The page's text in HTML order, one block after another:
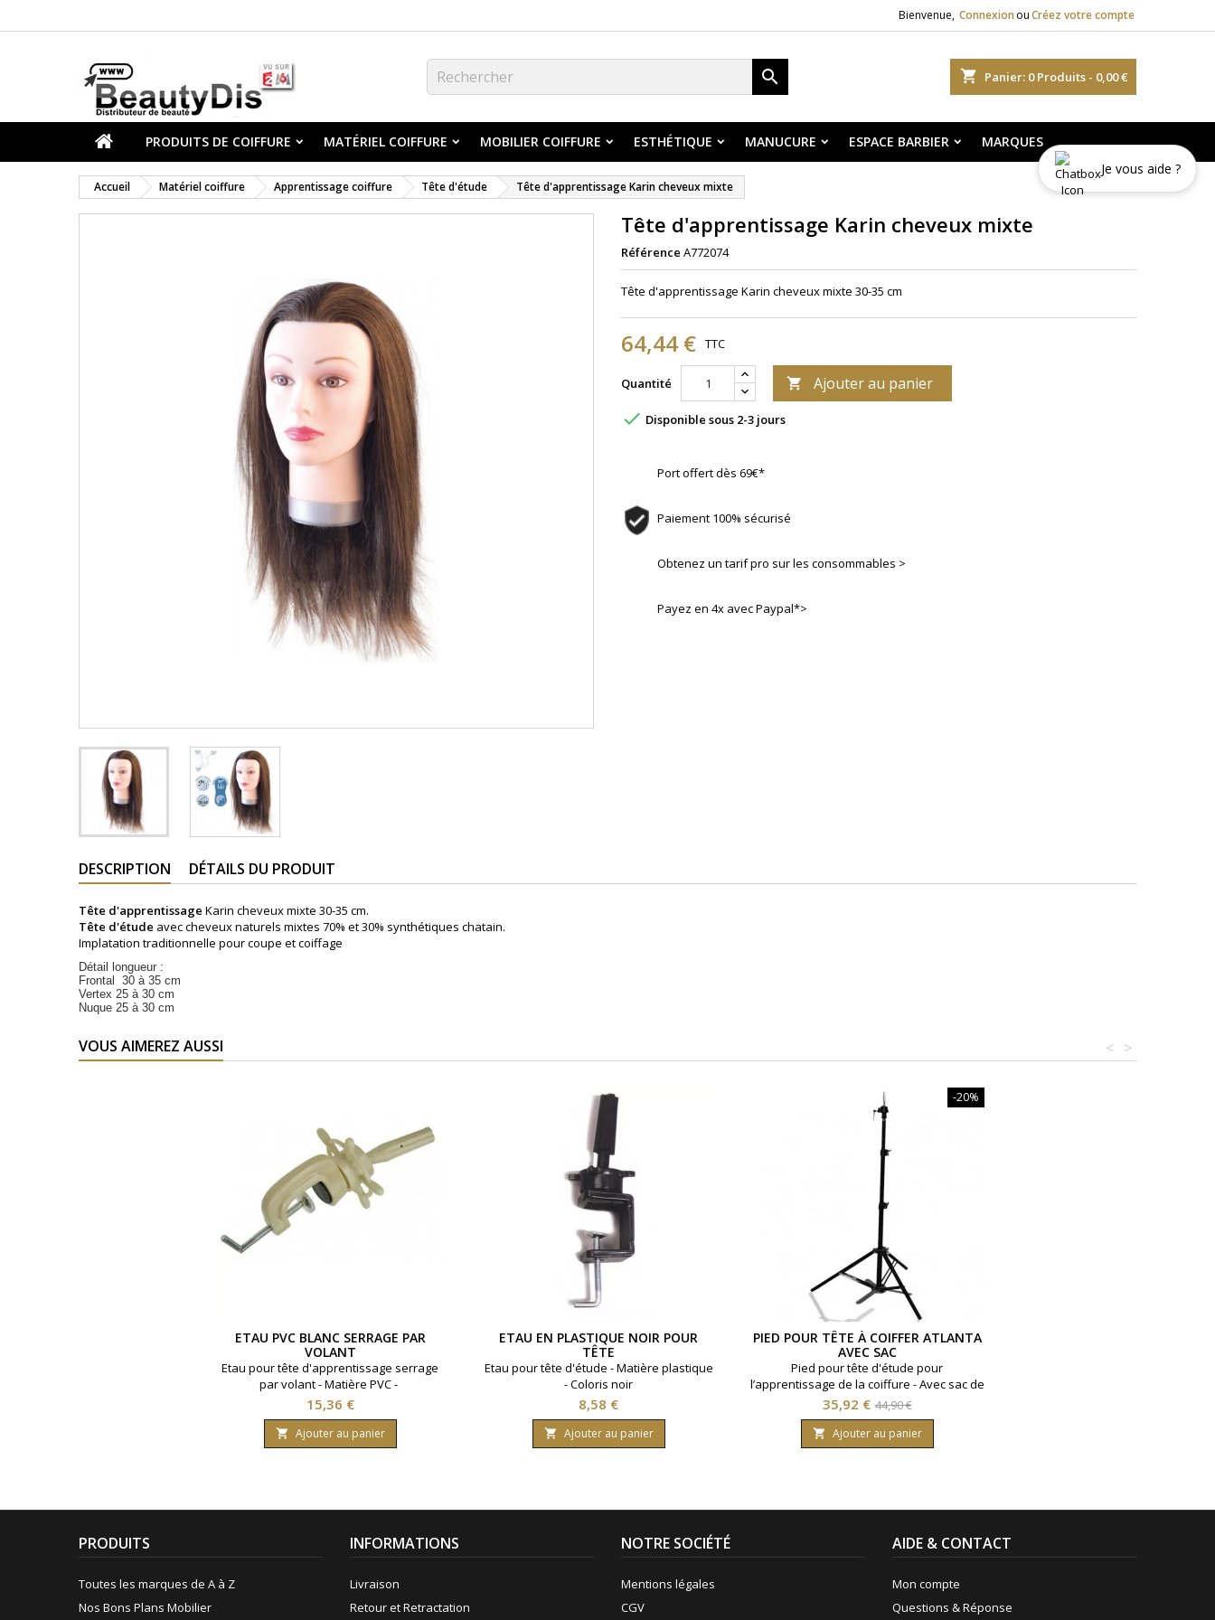
Bienvenue, Connexion ouCréez votre compte
shopping_cart Panier: 0Produits - 0,00 €

PRODUITS DE COIFFURE MATÉRIEL COIFFURE MOBILIER COIFFURE ESTHÉTIQUE MANUCURE ESPACE BARBIER MARQUES
Accueil Matériel coiffure Apprentissage coiffure Tête d'étude Tête d'apprentissage Karin cheveux mixte
Tête d'apprentissage Karin cheveux mixte
Référence A772074
Tête d'apprentissage Karin cheveux mixte 30-35 cm
64,44 € TTC
Quantité  Ajouter au panier
 Disponible sous 2-3 jours
Port offert dès 69€*
Paiement 100% sécurisé
Obtenez un tarif pro sur les consommables >
Payez en 4x avec Paypal*>
DESCRIPTION DÉTAILS DU PRODUIT
Tête d'apprentissage Karin cheveux mixte 30-35 cm.
Tête d'étude avec cheveux naturels mixtes 70% et 30% synthétiques chatain.
Implatation traditionnelle pour coupe et coiffage
Détail longueur :
Frontal 30 à 35 cm
Vertex 25 à 30 cm
Nuque 25 à 30 cm
VOUS AIMEREZ AUSSI >
<
ETAU PVC BLANC SERRAGE PAR
VOLANT
Etau pour tête d'apprentissage serrage
par volant - Matière PVC -
Prix
15,36 €
 Ajouter au panier
ETAU EN PLASTIQUE NOIR POUR
TÊTE
Etau pour tête d'étude - Matière plastique
- Coloris noir
Prix
8,58 €
 Ajouter au panier
-20%
PIED POUR TÊTE À COIFFER ATLANTA
AVEC SAC
Pied pour tête d'étude pour
l’apprentissage de la coiffure - Avec sac de
transport.
Prix
35,92 € Prix
de
base
44,90 €
 Ajouter au panier
PRODUITS
Toutes les marques de A à Z
Nos Bons Plans Mobilier
INFORMATIONS
Livraison
Retour et Retractation
NOTRE SOCIÉTÉ
Mentions légales
CGV
AIDE & CONTACT
Mon compte
Questions & Réponse
Je vous aide ?